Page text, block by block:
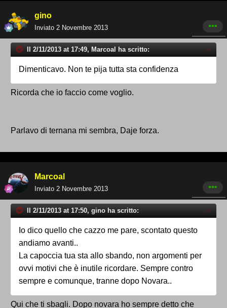
gino
Inviato 2 Novembre 2013
Il 2/11/2013 at 17:49, Marcoal ha scritto:
Dimenticavo. Non te pija tutta sta confidenza
Ricorda che io faccio come voglio.
Parlavo di ternana mi sembra, Daje forza.
Marcoal
Inviato 2 Novembre 2013
Il 2/11/2013 at 17:50, gino ha scritto:
Io dico quello che cazzo me pare, scontato questo
andiamo avanti..
La capoccia tua sta allo sbando, non argomenti per
ovvi motivi che è inutile ricordare. Sempre contro
sempre e comunque, tranne dopo Novara..
Qui che ti sbagli. Dopo novara ho sempre detto che